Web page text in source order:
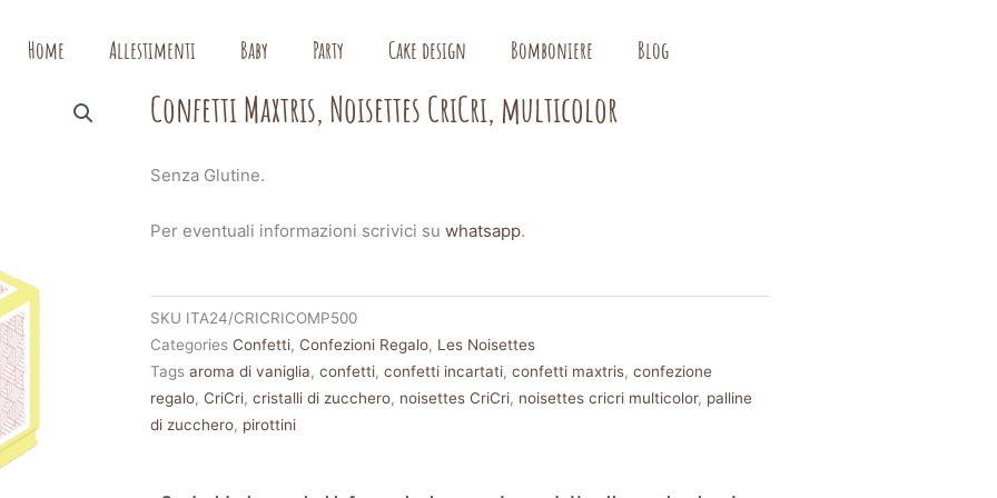
Home Allestimenti Baby Party Cake design Bomboniere Blog
Confetti Maxtris, Noisettes CriCri, multicolor
Senza Glutine.
Per eventuali informazioni scrivici suwhatsapp.
SKU ITA24/CRICRICOMP500
Categories Confetti,Confezioni Regalo, Les Noisettes
Tags aroma di vaniglia,confetti,confetti incartati,confetti maxtris,confezione
regalo,CriCri,cristalli di zucchero, noisettes CriCri, noisettes cricri multicolor, palline
di zucchero, pirottini